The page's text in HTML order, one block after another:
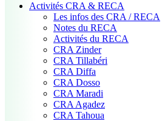
Activités CRA & RECA
Les infos des CRA / RECA
Notes du RECA
Activités du RECA
CRA Zinder
CRA Tillabéri
CRA Diffa
CRA Dosso
CRA Maradi
CRA Agadez
CRA Tahoua